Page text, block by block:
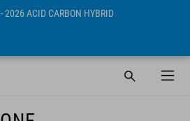
- 2026 ACID CARBON HYBRID